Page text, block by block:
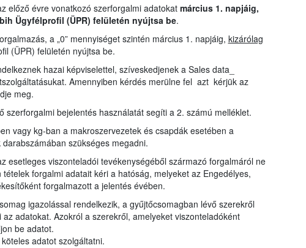
előző évre vonatkozó szerforgalmi adatokat március 1. napjáig,
Ügyfélprofil (ÜPR) felületén nyújtsa be.
a „0” mennyiséget szintén március 1. napjáig, kizárólag
(ÜPR) felületén nyújtsa be.
hazai képviselettel, szíveskedjenek a Sales data_
Amennyiben kérdés merülne fel azt kérjük az
meg.
szerforgalmi bejelentés használatát segíti a 2. számú melléklet.
vagy kg-ban a makroszervezetek és csapdák esetében a
szükséges megadni.
esetleges viszonteladói tevékenységéből származó forgalmáról ne
forgalmi adatait kéri a hatóság, melyeket az Engedélyes,
forgalmazott a jelentés évében.
igazolással rendelkezik, a gyűjtőcsomagban lévő szerekről
adatokat. Azokról a szerekről, amelyeket viszonteladóként
be adatot.
adatot szolgáltatni.